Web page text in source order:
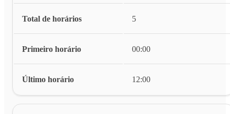
Total de horários 5
Primeiro horário 00:00
Último horário 12:00